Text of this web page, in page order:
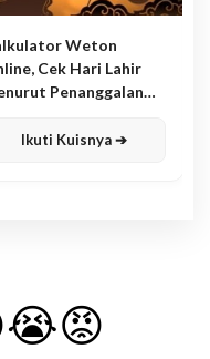
Weton
Cek Hari Lahir
Penanggalan
Ikuti Kuisnya ➔
😭😡